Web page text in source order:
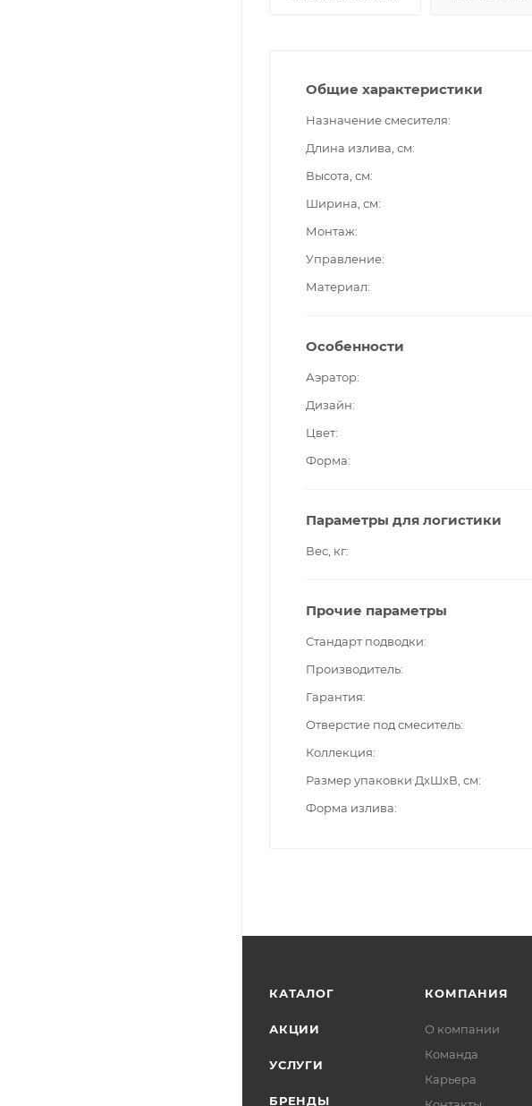
Общие характеристики
Назначение смесителя
Длина излива, см
Высота, см
Ширина, см
Монтаж
Управление
Материал
Особенности
Аэратор
Дизайн
Цвет
Форма
Параметры для логистики
Вес, кг
Прочие параметры
Стандарт подводки
Производитель
Гарантия
Отверстие под смеситель
Коллекция
Размер упаковки ДxШxВ, см
Форма излива
КАТАЛОГ
АКЦИИ
УСЛУГИ
БРЕНДЫ
КОМПАНИЯ
О компании
Команда
Карьера